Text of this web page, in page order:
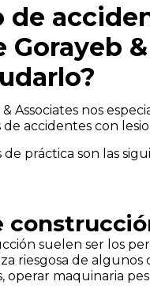
de
Gorayeb
Associates nos
accidentes con
práctica son las
suelen ser los
riesgosa de algunos
operar maquinaria